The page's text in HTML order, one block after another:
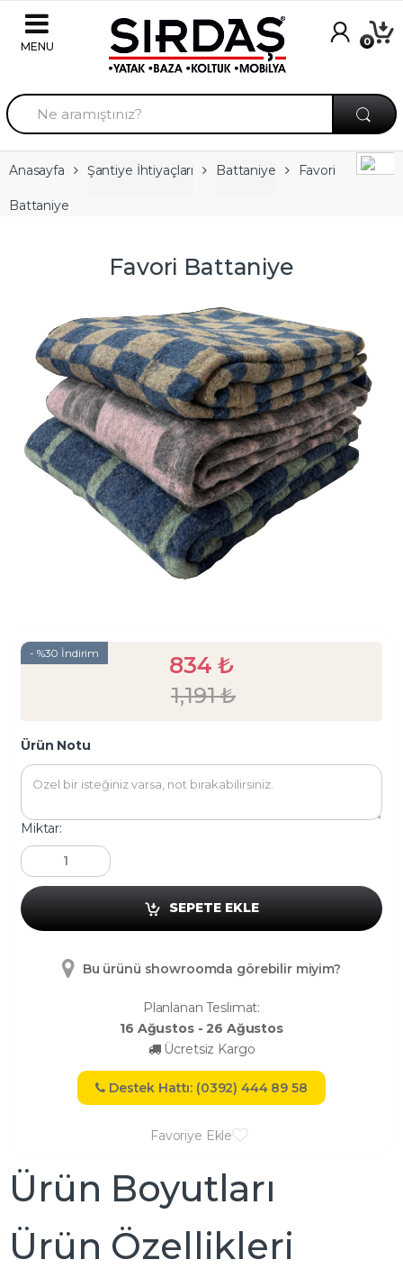
Skip to navigation
Skip to content
A
r
a
m
a
Anasayfa Şantiye İhtiyaçları Battaniye Favori
Battaniye
Favori Battaniye
- %30 İndirim 834₺
1,191₺
Ürün Notu
Miktar:
SEPETE EKLE
Bu ürünü showroomda görebilir miyim?
Planlanan Teslimat:
16 Ağustos - 26 Ağustos
Ücretsiz Kargo
Destek Hattı: (0392) 444 89 58
Favoriye Ekle
Ürün Boyutları
Ürün Özellikleri
0